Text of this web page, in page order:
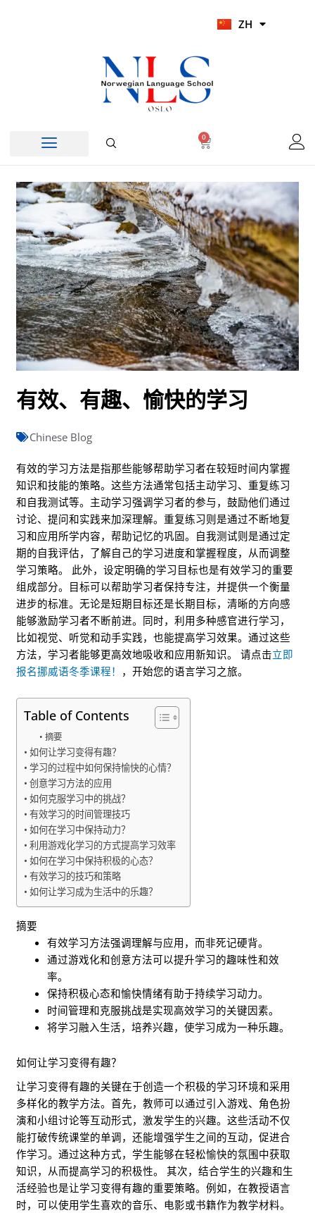
ZH
HI
0
Cart
有效、有趣、愉快的学习
Chinese Blog
有效的学习方法是指那些能够帮助学习者在较短时间内掌握
知识和技能的策略。这些方法通常包括主动学习、重复练习
和自我测试等。主动学习强调学习者的参与，鼓励他们通过
讨论、提问和实践来加深理解。重复练习则是通过不断地复
习和应用所学内容，帮助记忆的巩固。自我测试则是通过定
期的自我评估，了解自己的学习进度和掌握程度，从而调整
学习策略。 此外，设定明确的学习目标也是有效学习的重要
组成部分。目标可以帮助学习者保持专注，并提供一个衡量
进步的标准。无论是短期目标还是长期目标，清晰的方向感
能够激励学习者不断前进。同时，利用多种感官进行学习，
比如视觉、听觉和动手实践，也能提高学习效果。通过这些
方法，学习者能够更高效地吸收和应用新知识。 请点击立即
报名挪威语冬季课程！ ，开始您的语言学习之旅。
Table of Contents
摘要
如何让学习变得有趣？
学习的过程中如何保持愉快的心情？
创意学习方法的应用
如何克服学习中的挑战？
有效学习的时间管理技巧
如何在学习中保持动力？
利用游戏化学习的方式提高学习效率
如何在学习中保持积极的心态？
有效学习的技巧和策略
如何让学习成为生活中的乐趣？
摘要
有效学习方法强调理解与应用，而非死记硬背。
通过游戏化和创意方法可以提升学习的趣味性和效
率。
保持积极心态和愉快情绪有助于持续学习动力。
时间管理和克服挑战是实现高效学习的关键因素。
将学习融入生活，培养兴趣，使学习成为一种乐趣。
如何让学习变得有趣？
让学习变得有趣的关键在于创造一个积极的学习环境和采用
多样化的教学方法。首先，教师可以通过引入游戏、角色扮
演和小组讨论等互动形式，激发学生的兴趣。这些活动不仅
能打破传统课堂的单调，还能增强学生之间的互动，促进合
作学习。通过这种方式，学生能够在轻松愉快的氛围中获取
知识，从而提高学习的积极性。 其次，结合学生的兴趣和生
活经验也是让学习变得有趣的重要策略。例如，在教授语言
时，可以使用学生喜欢的音乐、电影或书籍作为教学材料。